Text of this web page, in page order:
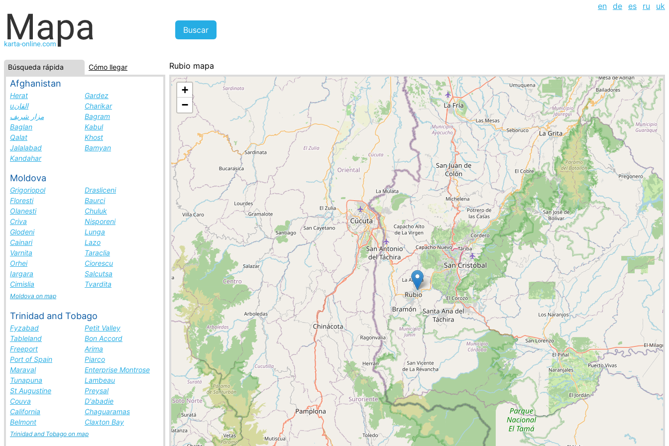
en de es ru uk
Búsqueda rápida Cómo llegar
Afghanistan
Herat
Gardez
uالقان
Charikar
مزار شريف
Bagram
Baglan
Kabul
Qalat
Khost
Jalalabad
Bamyan
Kandahar
Moldova
Grigoriopol
Drasliceni
Floresti
Baurci
Olanesti
Chuluk
Criva
Nisporeni
Glodeni
Lunga
Cainari
Lazo
Varnita
Taraclia
Orhei
Ciorescu
Iargara
Salcutsa
Cimislia
Tvardita
Moldova on map
Trinidad and Tobago
Fyzabad
Petit Valley
Tableland
Bon Accord
Freeport
Arima
Port of Spain
Piarco
Maraval
Enterprise Montrose
Tunapuna
Lambeau
St Augustine
Preysal
Couva
D'abadie
California
Chaguaramas
Belmont
Claxton Bay
Trinidad and Tobago on map
Rubio mapa
Venezuela, la lista de ciudades
+
−